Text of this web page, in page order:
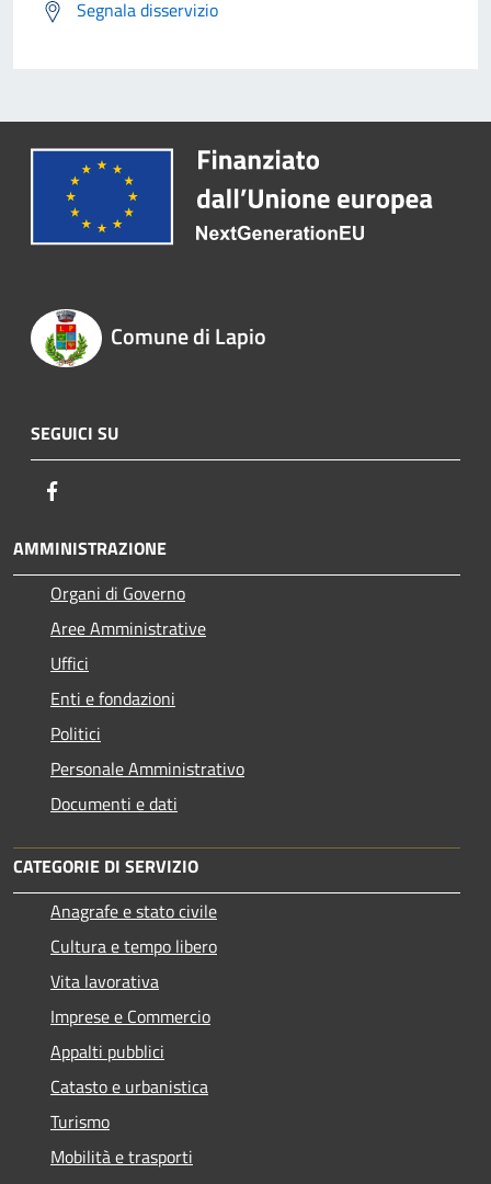
Segnala disservizio
Comune di Lapio
SEGUICI SU
AMMINISTRAZIONE
Organi di Governo
Aree Amministrative
Uffici
Enti e fondazioni
Politici
Personale Amministrativo
Documenti e dati
CATEGORIE DI SERVIZIO
Anagrafe e stato civile
Cultura e tempo libero
Vita lavorativa
Imprese e Commercio
Appalti pubblici
Catasto e urbanistica
Turismo
Mobilità e trasporti